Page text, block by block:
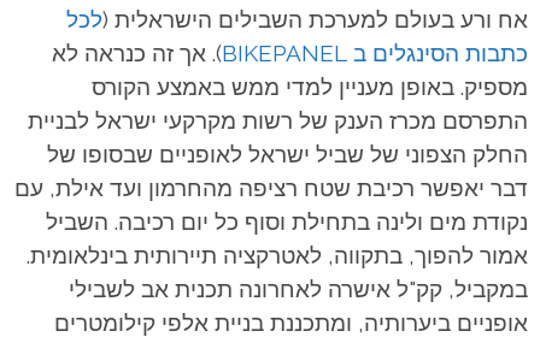
אח ורע בעולם למערכת השבילים הישראלית (לכל
כתבות הסינגלים ב BIKEPANEL
). אך זה כנראה לא
מספיק. באופן מעניין למדי ממש באמצע הקורס
התפרסם מכרז הענק של רשות מקרקעי ישראל לבניית
החלק הצפוני של שביל ישראל לאופניים שבסופו של
דבר יאפשר רכיבת שטח רציפה מהחרמון ועד אילת, עם
נקודת מים ולינה בתחילת וסוף כל יום רכיבה. השביל
אמור להפוך, בתקווה, לאטרקציה תיירותית בינלאומית.
במקביל, קק"ל אישרה לאחרונה תכנית אב לשבילי
אופניים ביערותיה, ומתכננת בניית אלפי קילומטרים